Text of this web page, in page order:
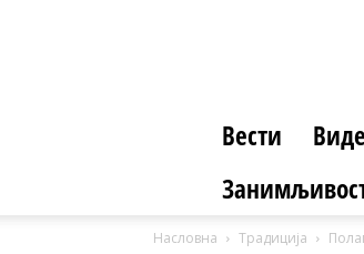
Вести
Насловна Традиција